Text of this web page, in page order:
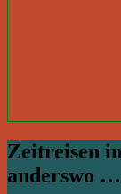
Zeitreisen
anderswo …